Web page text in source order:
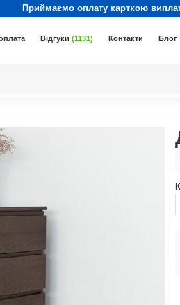
Приймаємо оплату карткою
Відгуки(1131) Контакти Блог